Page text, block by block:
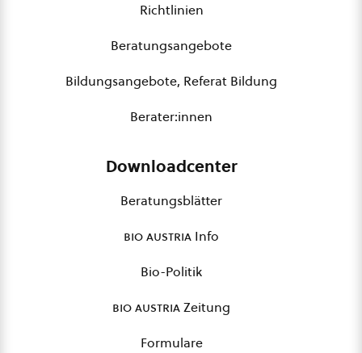
Richtlinien
Beratungsangebote
Bildungsangebote, Referat Bildung
Berater:innen
Downloadcenter
Beratungsblätter
bio austria Info
Bio-Politik
bio austriaZeitung
Formulare